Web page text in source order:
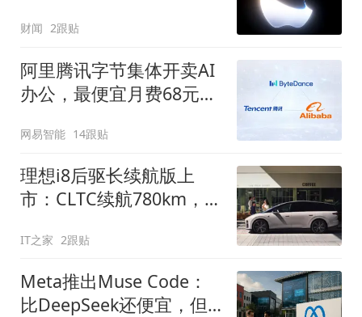
财闻 2跟贴
阿里腾讯字节集体开卖AI
办公，最便宜月费68元，
网易智能 14跟贴
理想i8后驱长续航版上
市：CLTC续航780km，售
IT之家 2跟贴
Meta推出Muse Code：
比DeepSeek还便宜，但